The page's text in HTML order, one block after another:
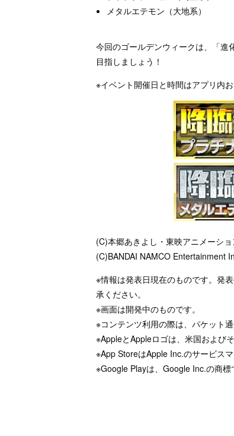
メタルエテモン（大地系）
今回のゴールデンウィークは、「進
目指しましょう！
※イベント開催日と時間はアプリ内
(C)本郷あきよし・東映アニメーショ
(C)BANDAI NAMCO Entertainment
※情報は発表日現在のものです。発
承ください。
※画面は開発中のものです。
※コンテンツ利用の際は、パケット
※AppleとAppleロゴは、米国および
※App StoreはApple Inc.のサービスマ
※Google Playは、Google Inc.の商標